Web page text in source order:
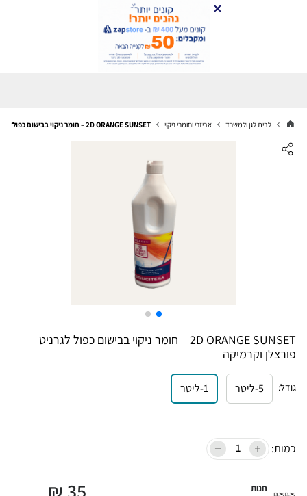
לבית לגן ולמשרד אביזרי וחומרי ניקוי 2D ORANGE SUNSET – חומר ניקוי בבישום כפול לגרניט פורצלן וקרמיקה
2D ORANGE SUNSET – חומר ניקוי בבישום כפול לגרניט
פורצלן וקרמיקה
גודל: 5-ליטר 1-ליטר
כמות:
חנות 35
₪